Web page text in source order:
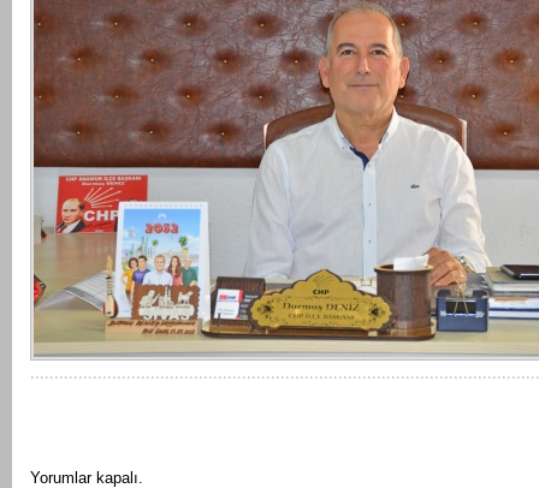
Yorumlar kapalı.